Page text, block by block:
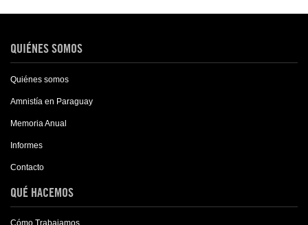
QUIÉNES SOMOS
Quiénes somos
Amnistía en Paraguay
Memoria Anual
Informes
Contacto
QUÉ HACEMOS
Cómo Trabajamos